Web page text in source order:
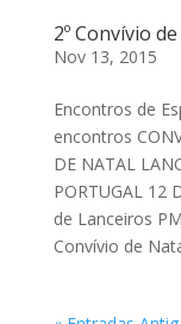
2º Convívio
Nov 13, 2015
Encontros de
encontros
DE NATAL
PORTUGAL 12
de Lanceiros
Convívio de